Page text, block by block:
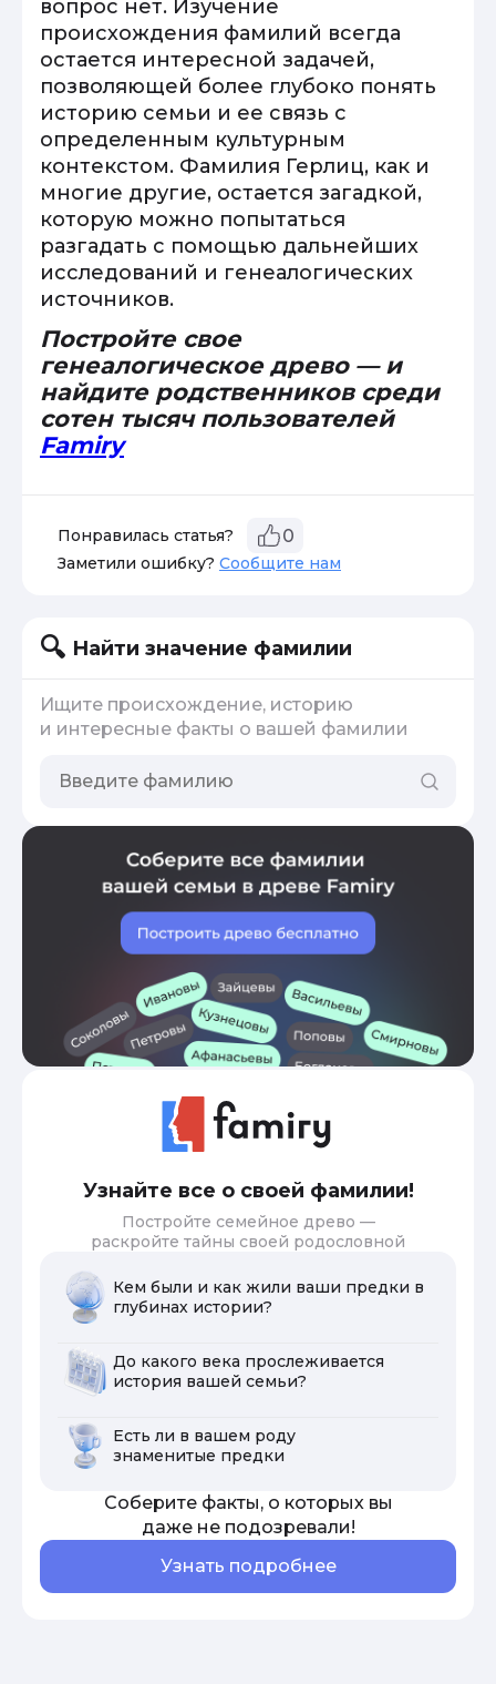
вопрос нет. Изучение
происхождения фамилий всегда
остается интересной задачей,
позволяющей более глубоко понять
историю семьи и ее связь с
определенным культурным
контекстом. Фамилия Герлиц, как и
многие другие, остается загадкой,
которую можно попытаться
разгадать с помощью дальнейших
исследований и генеалогических
источников.
Постройте свое
генеалогическое древо — и
найдите родственников среди
сотен тысяч пользователей
Famiry
Понравилась статья? 0
Заметили ошибку? Сообщите нам
Найти значение фамилии
Ищите происхождение, историю
и интересные факты о вашей фамилии
Узнайте все о своей фамилии!
Постройте семейное древо —
раскройте тайны своей родословной
Кем были и как жили ваши предки в
глубинах истории?
До какого века прослеживается
история вашей семьи?
Есть ли в вашем роду
знаменитые предки
Соберите факты, о которых вы
даже не подозревали!
Узнать подробнее